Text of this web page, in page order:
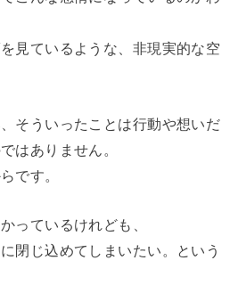
見ているような、非現実的な空
そういったことは行動や想いだ
はありません。
です。
っているけれども、
閉じ込めてしまいたい。という